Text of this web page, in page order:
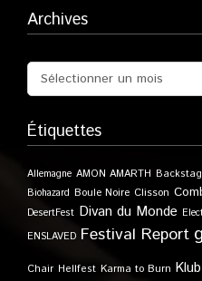
Archives
Étiquettes
Allemagne AMON AMARTH
Biohazard Boule Noire Clisson
DesertFest Divan du Monde
ENSLAVED Festival Report
Chair Hellfest Karma to Burn Klub